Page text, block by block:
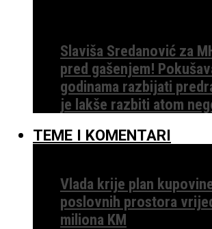
Slaviša Sredanović za
pred gašenjem!
godinama razbijati
je lakše razbiti atom
TEME I KOMENTARI
Vlada krije plan
poslovnih prostora
miliona KM